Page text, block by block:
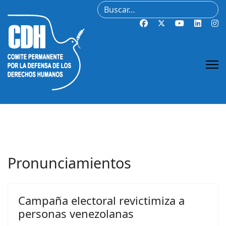
Buscar
Pronunciamientos
Campaña electoral revictimiza a
personas venezolanas